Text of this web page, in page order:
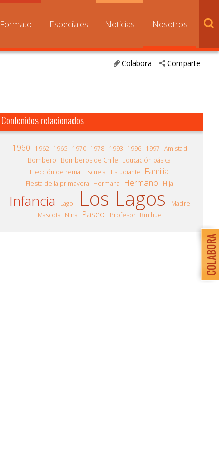
Formato Especiales Noticias Nosotros
Comparte
Colabora
Contenidos relacionados
1960 1962 1965 1970 1978 1993 1996 1997 Amistad
Bombero
Bomberos de Chile Educación básica
Elección de reina Escuela Estudiante Familia
Fiesta de la primavera Hermana Hermano Hija
Infancia Lago Los Lagos
Madre
Mascota Niña Paseo Profesor Riñihue